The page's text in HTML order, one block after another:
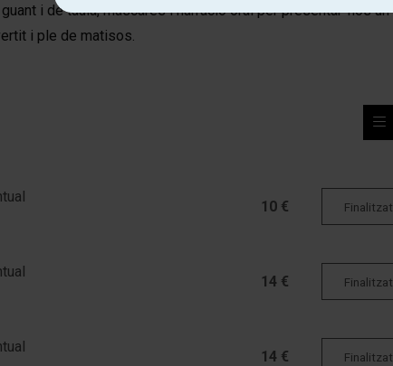
i de taula, màscares i narració oral per presentar-nos un
i ple de matisos.
10 € Finalitzat
14 € Finalitzat
14 € Finalitzat